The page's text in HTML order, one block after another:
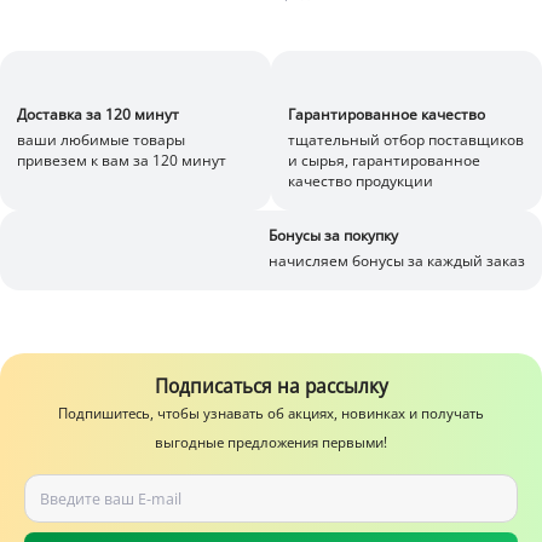
Доставка за 120 минут
ваши любимые товары
привезем к вам за 120 минут
Гарантированное качество
тщательный отбор поставщиков
и сырья, гарантированное
качество продукции
Бонусы за покупку
начисляем бонусы за каждый заказ
Подписаться на рассылку
Подпишитесь, чтобы узнавать об акциях, новинках и получать
выгодные предложения первыми!